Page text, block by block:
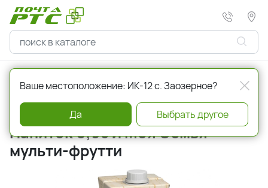
Главная Напитки Соки, нектары
Артикул 239163
Напиток 0,95 л Моя Семья
мульти-фрутти
Ваше местоположение: ИК-12 с. Заозерное?
Да Выбрать другое